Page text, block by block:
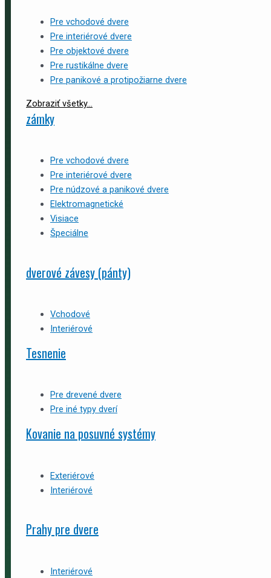
Pre vchodové dvere
Pre interiérové dvere
Pre objektové dvere
Pre rustikálne dvere
Pre panikové a protipožiarne dvere
Zobraziť všetky...
zámky
Pre vchodové dvere
Pre interiérové dvere
Pre núdzové a panikové dvere
Elektromagnetické
Visiace
Špeciálne
dverové závesy (pánty)
Vchodové
Interiérové
Tesnenie
Pre drevené dvere
Pre iné typy dverí
Kovanie na posuvné systémy
Exteriérové
Interiérové
Prahy pre dvere
Interiérové